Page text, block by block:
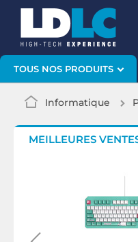
TOUS NOS PRODUITS
Informatique
MEILLEURES